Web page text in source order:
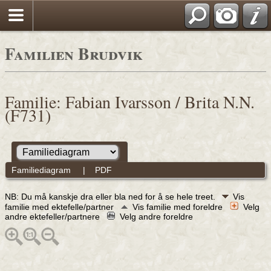
Familien Brudvik
Familie: Fabian Ivarsson / Brita N.N.
(F731)
Familiediagram | PDF
NB: Du må kanskje dra eller bla ned for å se hele treet.
Vis
familie med ektefelle/partner
Vis familie med foreldre
Velg
andre ektefeller/partnere
Velg andre foreldre